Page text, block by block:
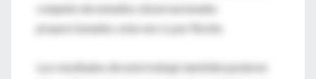
conjunto de estudios observacionales
proporcionados, esta vez sí, por Roche.
Los resultados de este trabajo también pusieron